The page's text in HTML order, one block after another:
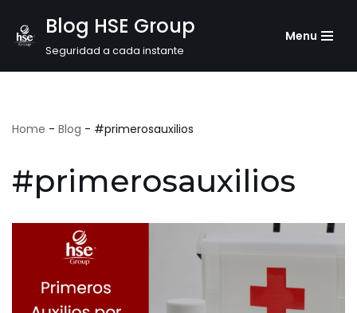
Saltar
Blog HSE Group
Seguridad a cada instante
Menu
Home - Blog - #primerosauxilios
#primerosauxilios